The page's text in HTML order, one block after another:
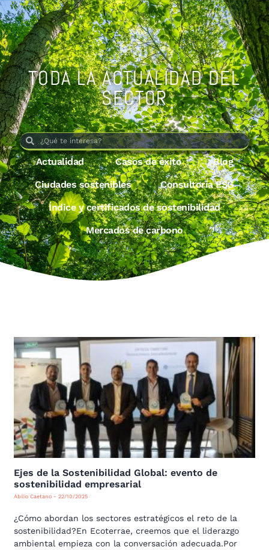
TODA LA ACTUALIDAD DEL
SECTOR
Actualidad Casos de éxito
Blog
Ciudades sostenibles
Consultoría ESG
Índice y certificados de sostenibilidad
Mercados de carbono
Ejes de la Sostenibilidad Global: evento de
sostenibilidad empresarial
Abilio Caetano 22/10/2025
¿Cómo abordan los sectores estratégicos el reto de la
sostenibilidad?En Ecoterrae, creemos que el liderazgo
ambiental empieza con la conversación adecuada.Por